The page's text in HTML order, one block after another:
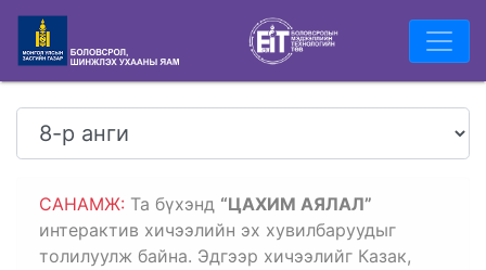
САНАМЖ: Та бүхэнд “ЦАХИМ АЯЛАЛ”
интерактив хичээлийн эх хувилбаруудыг
толилуулж байна. Эдгээр хичээлийг Казак,